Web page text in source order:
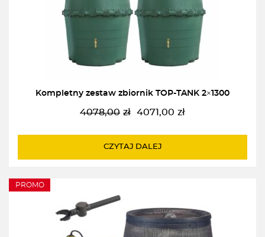
Kompletny zestaw zbiornik TOP-TANK 2×1300
4078,00 zł
Pierwotna
wynosiła:
4071,00 zł
Aktualna
wynosi:
CZYTAJ DALEJ
PROMO